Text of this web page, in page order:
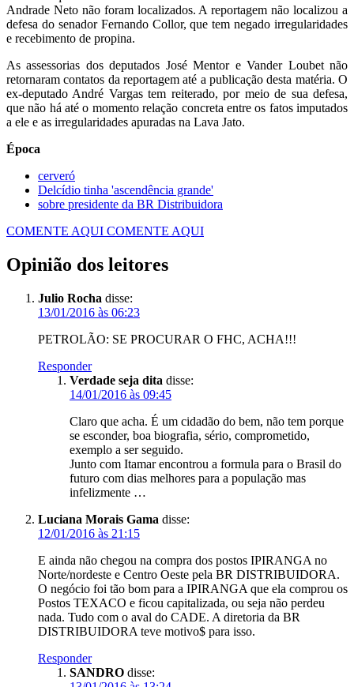
Andrade Neto não foram localizados. A reportagem não localizou a
defesa do senador Fernando Collor, que tem negado irregularidades
e recebimento de propina.
As assessorias dos deputados José Mentor e Vander Loubet não
retornaram contatos da reportagem até a publicação desta matéria. O
ex-deputado André Vargas tem reiterado, por meio de sua defesa,
que não há até o momento relação concreta entre os fatos imputados
a ele e as irregularidades apuradas na Lava Jato.
Época
cerveró
Delcídio tinha 'ascendência grande'
sobre presidente da BR Distribuidora
COMENTE AQUI COMENTE AQUI
Opinião dos leitores
Julio Rocha disse:
13/01/2016 às 06:23
PETROLÃO: SE PROCURAR O FHC, ACHA!!!
Responder
Verdade seja dita disse:
14/01/2016 às 09:45
Claro que acha. É um cidadão do bem, não tem porque
se esconder, boa biografia, sério, comprometido,
exemplo a ser seguido.
Junto com Itamar encontrou a formula para o Brasil do
futuro com dias melhores para a população mas
infelizmente …
Luciana Morais Gama disse:
12/01/2016 às 21:15
E ainda não chegou na compra dos postos IPIRANGA no
Norte/nordeste e Centro Oeste pela BR DISTRIBUIDORA.
O negócio foi tão bom para a IPIRANGA que ela comprou os
Postos TEXACO e ficou capitalizada, ou seja não perdeu
nada. Tudo com o aval do CADE. A diretoria da BR
DISTRIBUIDORA teve motivo$ para isso.
Responder
SANDRO disse: